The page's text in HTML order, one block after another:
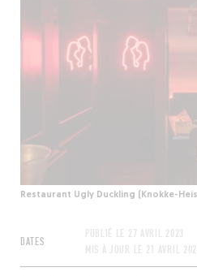
Restaurant Ugly Duckling (Knokke-
DATES
PUBLIÉ LE 27 AVRIL 2023
MIS À JOUR LE 21 AVRIL